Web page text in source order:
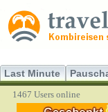
Last Minute
1467 Users online